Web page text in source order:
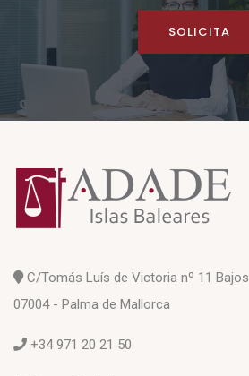
SOLICITA
C/Tomás Luís de Victoria nº 11 Bajos
07004 - Palma de Mallorca
+34 971 20 21 50